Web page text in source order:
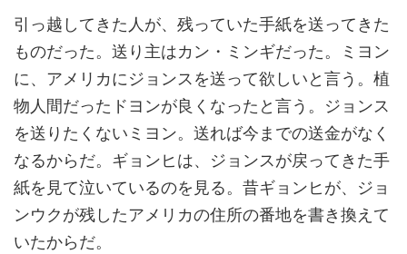
引っ越してきた人が、残っていた手紙を送ってきた
ものだった。送り主はカン・ミンギだった。ミヨン
に、アメリカにジョンスを送って欲しいと言う。植
物人間だったドヨンが良くなったと言う。ジョンス
を送りたくないミヨン。送れば今までの送金がなく
なるからだ。ギョンヒは、ジョンスが戻ってきた手
紙を見て泣いているのを見る。昔ギョンヒが、ジョ
ンウクが残したアメリカの住所の番地を書き換えて
いたからだ。